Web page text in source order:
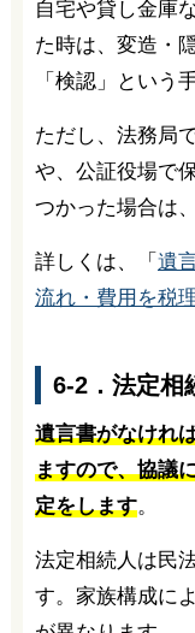
自宅や貸し金庫
た時は、変造・
「検認」という
ただし、法務局
や、公証役場で
つかった場合は
詳しくは、「 遺
流れ・費用を税
6-2．法定相
遺言書がなけれ
ますので、協議
定をします。
法定相続人は民
す。家族構成に